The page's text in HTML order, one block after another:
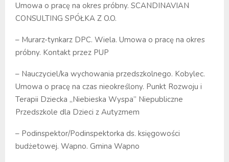
Umowa o pracę na okres próbny. SCANDINAVIAN
CONSULTING SPÓŁKA Z O.O.
– Murarz-tynkarz DPC. Wiela. Umowa o pracę na okres
próbny. Kontakt przez PUP
– Nauczyciel/ka wychowania przedszkolnego. Kobylec.
Umowa o pracę na czas nieokreślony. Punkt Rozwoju i
Terapii Dziecka „Niebieska Wyspa” Niepubliczne
Przedszkole dla Dzieci z Autyzmem
– Podinspektor/Podinspektorka ds. księgowości
budżetowej. Wapno. Gmina Wapno